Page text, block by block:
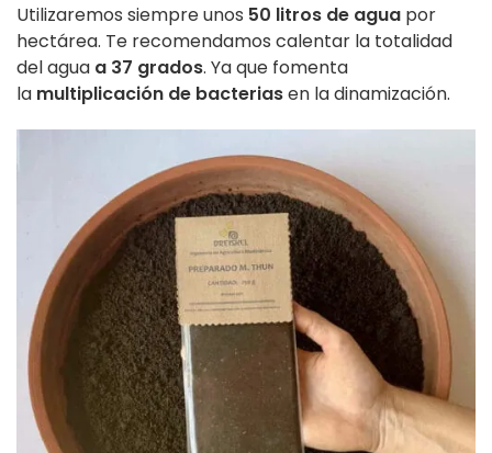
Utilizaremos siempre unos 50 litros de agua por
hectárea. Te recomendamos calentar la totalidad
del agua a 37 grados. Ya que fomenta
la multiplicación de bacteriasen la dinamización.